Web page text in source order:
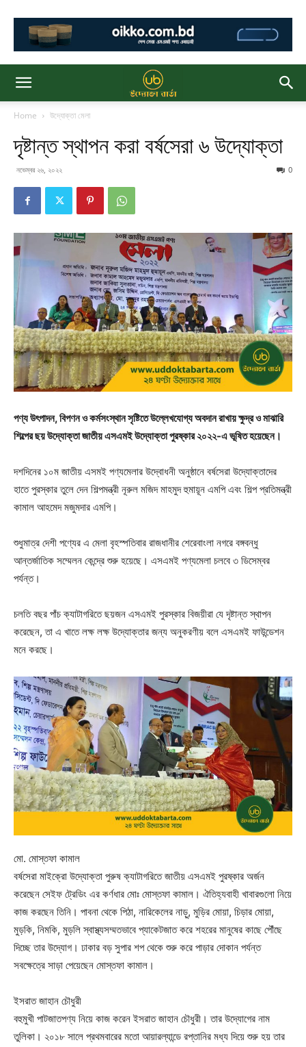
Home উদ্যোক্তা মেলা
দৃষ্টান্ত স্থাপন করা বর্ষসেরা ৬ উদ্যোক্তা
নভেম্বর ২৬, ২০২২ 0
পণ্য উৎপাদন, বিপণন ও কর্মসংস্থান সৃষ্টিতে উল্লেখযোগ্য অবদান রাখায় ক্ষুদ্র ও মাঝারি
শিল্পের ছয় উদ্যোক্তা জাতীয় এসএমই উদ্যোক্তা পুরষ্কার ২০২২-এ ভূষিত হয়েছেন।
দশদিনের ১০ম জাতীয় এসমই পণ্যমেলার উদ্বোধনী অনুষ্ঠানে বর্ষসেরা উদ্যোক্তাদের
হাতে পুরস্কার তুলে দেন শিল্পমন্ত্রী নূরুল মজিদ মাহমুদ হুমায়ূন এমপি এবং শিল্প প্রতিমন্ত্রী
কামাল আহমেদ মজুমদার এমপি।
শুধুমাত্র দেশী পণ্যের এ মেলা বৃহস্পতিবার রাজধানীর শেরেবাংলা নগরে বঙ্গবন্ধু
আন্তর্জাতিক সম্মেলন কেন্দ্রে শুরু হয়েছে। এসএমই পণ্যমেলা চলবে ৩ ডিসেম্বর
পর্যন্ত।
চলতি বছর পাঁচ ক্যাটাগরিতে ছয়জন এসএমই পুরস্কার বিজয়ীরা যে দৃষ্টান্ত স্থাপন
করেছেন, তা এ খাতে লক্ষ লক্ষ উদ্যোক্তার জন্য অনুকরণীয় বলে এসএমই ফাউন্ডেশন
মনে করছে।
মো. মোস্তফা কামাল
বর্ষসেরা মাইক্রো উদ্যোক্তা পুরুষ ক্যাটাগরিতে জাতীয় এসএমই পুরষ্কার অর্জন
করেছেন সেইফ ট্রেডিং এর কর্ণধার মোঃ মোস্তফা কামাল। ঐতিহ্যবাহী খাবারগুলো নিয়ে
কাজ করছেন তিনি। পাবনা থেকে পিঠা, নারিকেলের নাড়ু, মুড়ির মোয়া, চিড়ার মোয়া,
মুড়কি, নিমকি, মুড়লি স্বাস্থ্যসম্মতভাবে প্যাকেটজাত করে শহরের মানুষের কাছে পৌঁছে
দিচ্ছে তার উদ্যোগ। ঢাকার বড় সুপার শপ থেকে শুরু করে পাড়ার দোকান পর্যন্ত
সবক্ষেত্রে সাড়া পেয়েছেন মোস্তফা কামাল।
ইসরাত জাহান চৌধুরী
বহুমুখী পাটজাতপণ্য নিয়ে কাজ করেন ইসরাত জাহান চৌধুরী। তার উদ্যোগের নাম
তুলিকা। ২০১৮ সালে প্রথমবারের মতো আয়ারল্যান্ডে রপ্তানির মধ্য দিয়ে শুরু হয় তার